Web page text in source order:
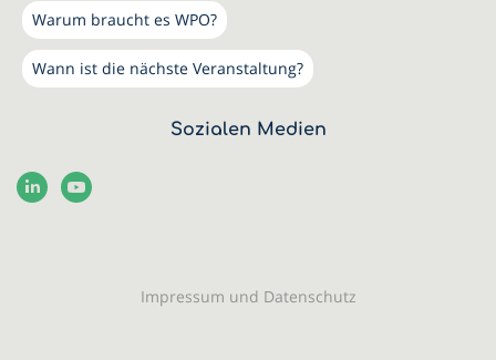
Warum braucht es WPO?
Wann ist die nächste Veranstaltung?
Sozialen Medien
Impressum und Datenschutz